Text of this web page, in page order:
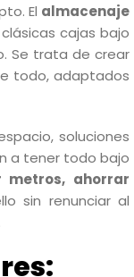
El almacenaje
cajas bajo
Se trata de crear
todo, adaptados
soluciones
a tener todo bajo
metros, ahorrar
sin renunciar al